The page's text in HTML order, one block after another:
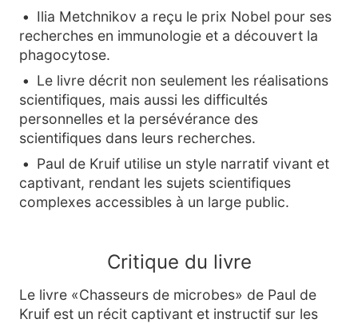
Ilia Metchnikov a reçu le prix Nobel pour ses
recherches en immunologie et a découvert la
phagocytose.
Le livre décrit non seulement les réalisations
scientifiques, mais aussi les difficultés
personnelles et la persévérance des
scientifiques dans leurs recherches.
Paul de Kruif utilise un style narratif vivant et
captivant, rendant les sujets scientifiques
complexes accessibles à un large public.
Critique du livre
Le livre «Chasseurs de microbes» de Paul de
Kruif est un récit captivant et instructif sur les